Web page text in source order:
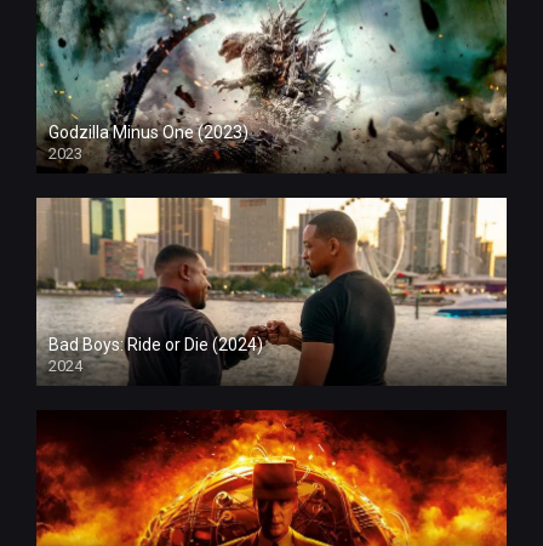
Godzilla Minus One (2023)
2023
Bad Boys: Ride or Die (2024)
2024